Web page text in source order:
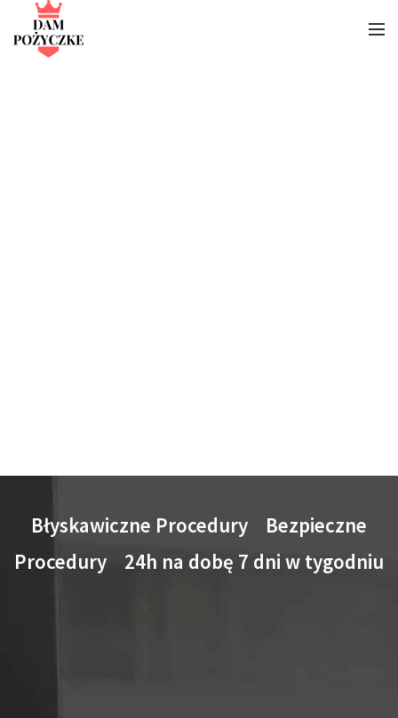
Błyskawiczne Procedury Bezpieczne
Procedury 24h na dobę 7 dni w tygodniu